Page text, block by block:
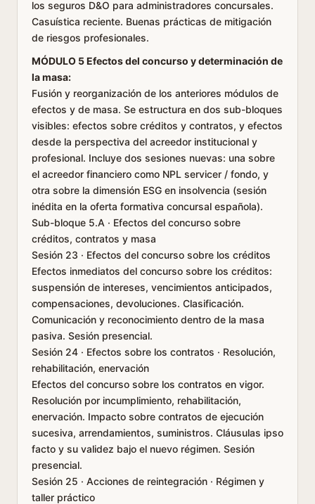
los seguros D&O para administradores concursales.
Casuística reciente. Buenas prácticas de mitigación
de riesgos profesionales.
MÓDULO 5 Efectos del concurso y determinación de
la masa:
Fusión y reorganización de los anteriores módulos de
efectos y de masa. Se estructura en dos sub-bloques
visibles: efectos sobre créditos y contratos, y efectos
desde la perspectiva del acreedor institucional y
profesional. Incluye dos sesiones nuevas: una sobre
el acreedor financiero como NPL servicer / fondo, y
otra sobre la dimensión ESG en insolvencia (sesión
inédita en la oferta formativa concursal española).
Sub-bloque 5.A · Efectos del concurso sobre
créditos, contratos y masa
Sesión 23 · Efectos del concurso sobre los créditos
Efectos inmediatos del concurso sobre los créditos:
suspensión de intereses, vencimientos anticipados,
compensaciones, devoluciones. Clasificación.
Comunicación y reconocimiento dentro de la masa
pasiva. Sesión presencial.
Sesión 24 · Efectos sobre los contratos · Resolución,
rehabilitación, enervación
Efectos del concurso sobre los contratos en vigor.
Resolución por incumplimiento, rehabilitación,
enervación. Impacto sobre contratos de ejecución
sucesiva, arrendamientos, suministros. Cláusulas ipso
facto y su validez bajo el nuevo régimen. Sesión
presencial.
Sesión 25 · Acciones de reintegración · Régimen y
taller práctico